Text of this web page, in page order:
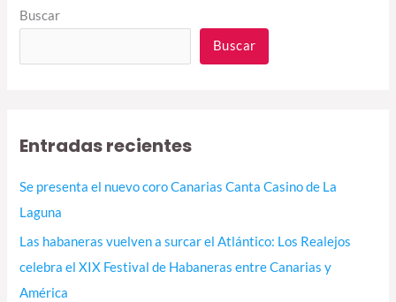
Buscar
Buscar
Entradas recientes
Se presenta el nuevo coro Canarias Canta Casino de La
Laguna
Las habaneras vuelven a surcar el Atlántico: Los Realejos
celebra el XIX Festival de Habaneras entre Canarias y
América